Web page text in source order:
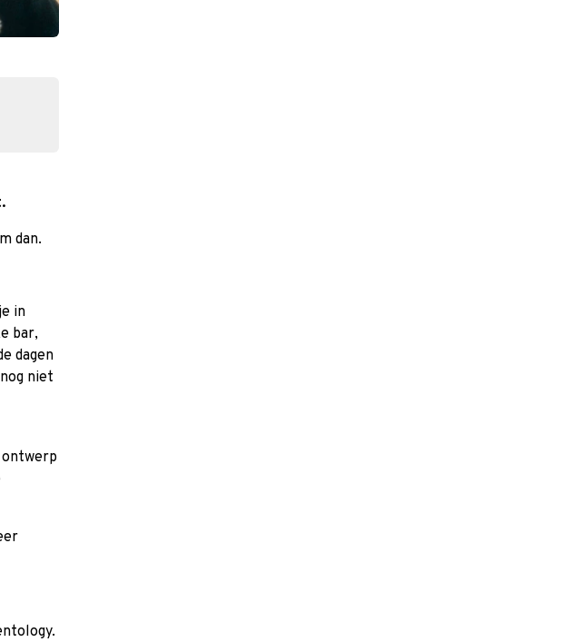
dan.
in
bar,
dagen
niet